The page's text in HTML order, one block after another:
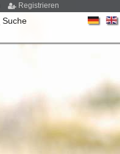
Registrieren
Suche